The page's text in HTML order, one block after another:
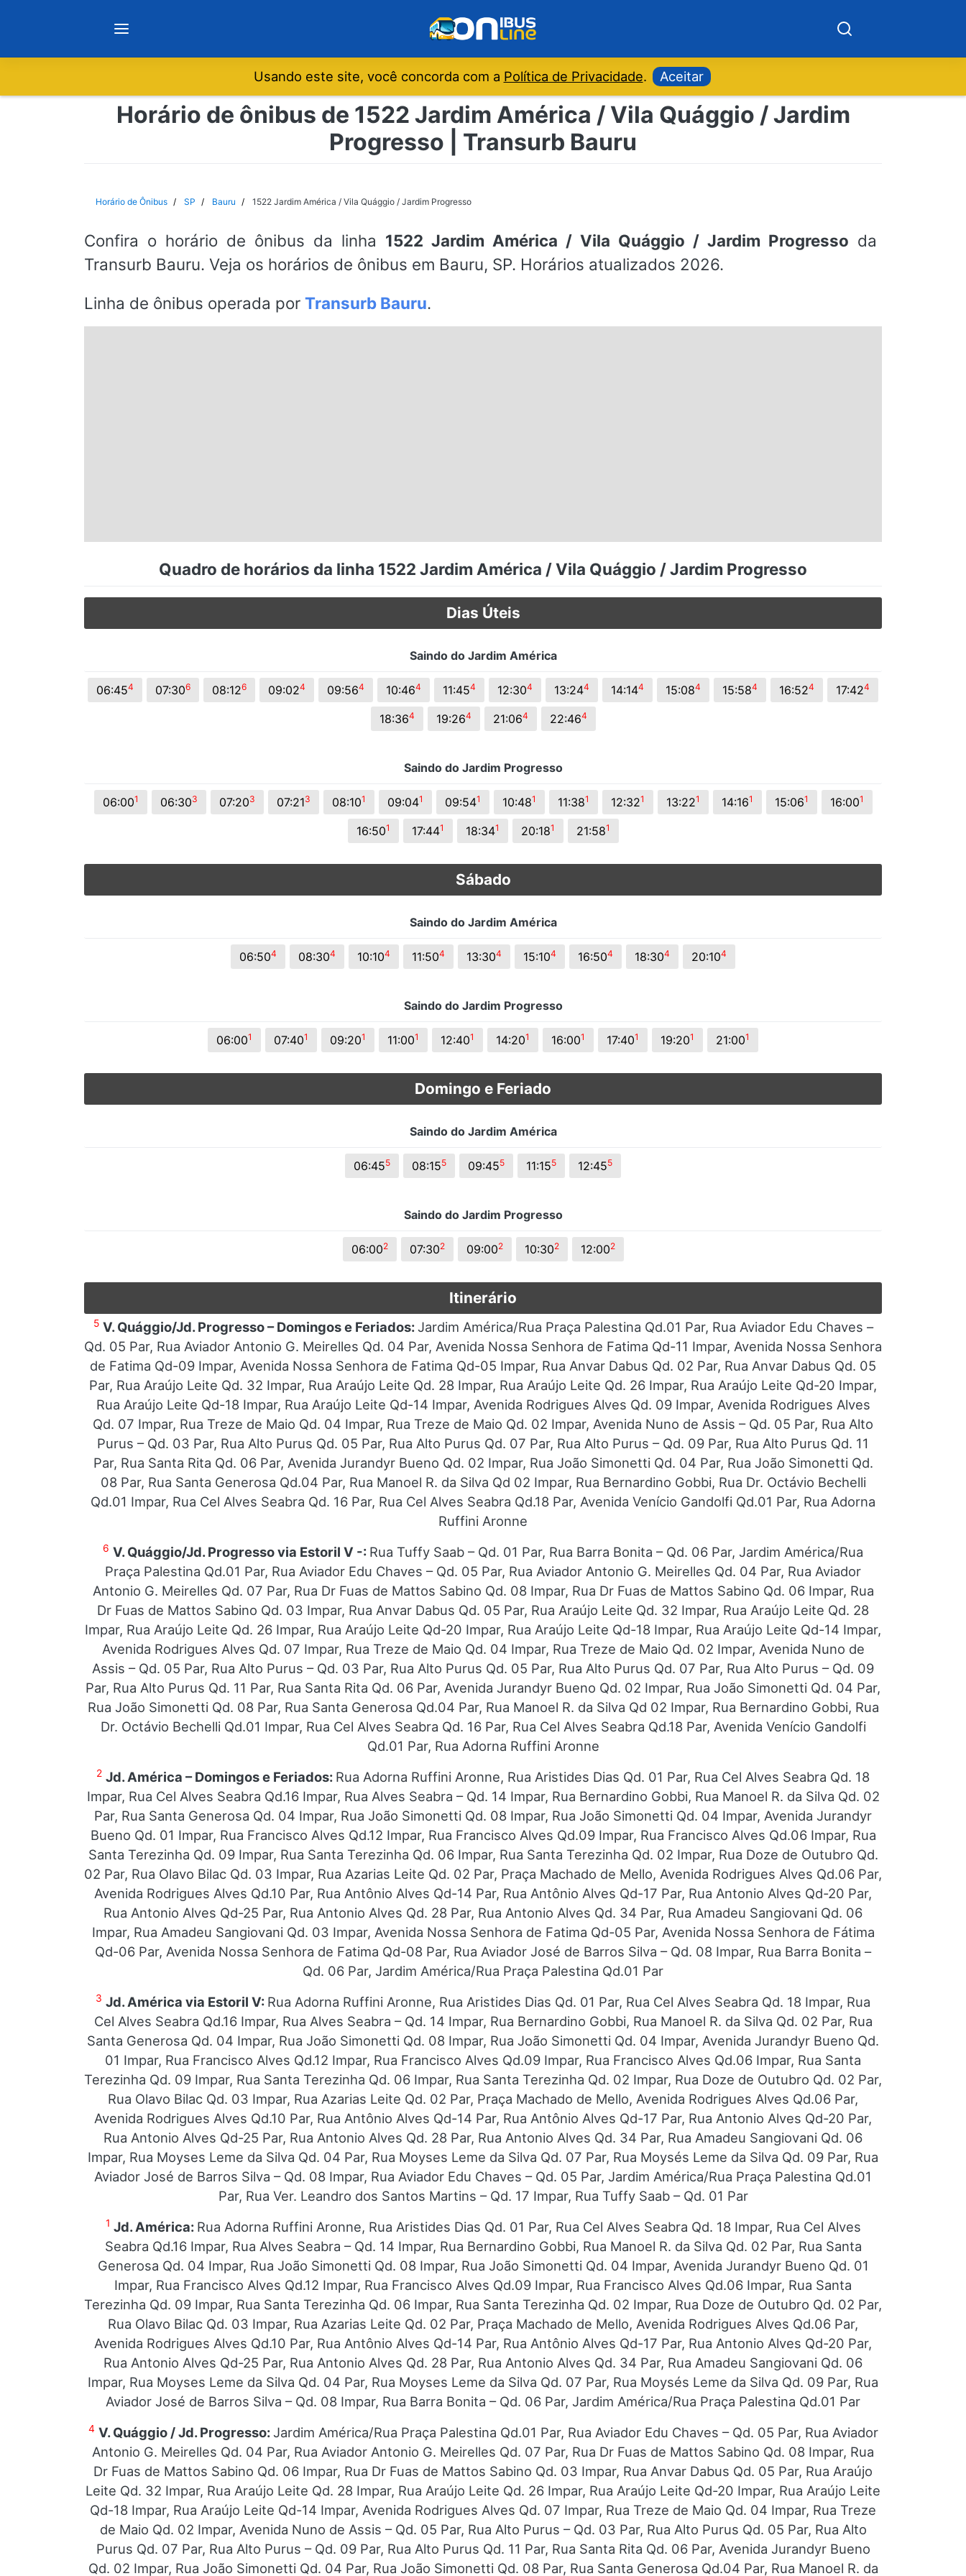
Notícias
São Paulo
Espírito Santo
Usando este site, você concorda com a Política de Privacidade. Aceitar
Horário de ônibus de 1522 Jardim América / Vila Quággio / Jardim
Progresso | Transurb Bauru
Horário de Ônibus SP Bauru 1522 Jardim América / Vila Quággio / Jardim Progresso
Confira o horário de ônibus da linha 1522 Jardim América / Vila Quággio / Jardim Progresso da
Transurb Bauru. Veja os horários de ônibus em Bauru, SP. Horários atualizados 2026.
Linha de ônibus operada por Transurb Bauru.
Quadro de horários da linha 1522 Jardim América / Vila Quággio / Jardim Progresso
Dias Úteis
Saindo do Jardim América
06:454 07:306 08:126 09:024 09:564 10:464 11:454 12:304 13:244 14:144 15:084 15:584 16:524 17:424
18:364 19:264 21:064 22:464
Saindo do Jardim Progresso
06:001 06:303 07:203 07:213 08:101 09:041 09:541 10:481 11:381 12:321 13:221 14:161 15:061 16:001
16:501 17:441 18:341 20:181 21:581
Sábado
Saindo do Jardim América
06:504 08:304 10:104 11:504 13:304 15:104 16:504 18:304 20:104
Saindo do Jardim Progresso
06:001 07:401 09:201 11:001 12:401 14:201 16:001 17:401 19:201 21:001
Domingo e Feriado
Saindo do Jardim América
06:455 08:155 09:455 11:155 12:455
Saindo do Jardim Progresso
06:002 07:302 09:002 10:302 12:002
Itinerário
5 V. Quággio/Jd. Progresso – Domingos e Feriados:Jardim América/Rua Praça Palestina Qd.01 Par, Rua Aviador Edu Chaves –
Qd. 05 Par, Rua Aviador Antonio G. Meirelles Qd. 04 Par, Avenida Nossa Senhora de Fatima Qd-11 Impar, Avenida Nossa Senhora
de Fatima Qd-09 Impar, Avenida Nossa Senhora de Fatima Qd-05 Impar, Rua Anvar Dabus Qd. 02 Par, Rua Anvar Dabus Qd. 05
Par, Rua Araújo Leite Qd. 32 Impar, Rua Araújo Leite Qd. 28 Impar, Rua Araújo Leite Qd. 26 Impar, Rua Araújo Leite Qd-20 Impar,
Rua Araújo Leite Qd-18 Impar, Rua Araújo Leite Qd-14 Impar, Avenida Rodrigues Alves Qd. 09 Impar, Avenida Rodrigues Alves
Qd. 07 Impar, Rua Treze de Maio Qd. 04 Impar, Rua Treze de Maio Qd. 02 Impar, Avenida Nuno de Assis – Qd. 05 Par, Rua Alto
Purus – Qd. 03 Par, Rua Alto Purus Qd. 05 Par, Rua Alto Purus Qd. 07 Par, Rua Alto Purus – Qd. 09 Par, Rua Alto Purus Qd. 11
Par, Rua Santa Rita Qd. 06 Par, Avenida Jurandyr Bueno Qd. 02 Impar, Rua João Simonetti Qd. 04 Par, Rua João Simonetti Qd.
08 Par, Rua Santa Generosa Qd.04 Par, Rua Manoel R. da Silva Qd 02 Impar, Rua Bernardino Gobbi, Rua Dr. Octávio Bechelli
Qd.01 Impar, Rua Cel Alves Seabra Qd. 16 Par, Rua Cel Alves Seabra Qd.18 Par, Avenida Venício Gandolfi Qd.01 Par, Rua Adorna
Ruffini Aronne
6 V. Quággio/Jd. Progresso via Estoril V -: Rua Tuffy Saab – Qd. 01 Par, Rua Barra Bonita – Qd. 06 Par, Jardim América/Rua
Praça Palestina Qd.01 Par, Rua Aviador Edu Chaves – Qd. 05 Par, Rua Aviador Antonio G. Meirelles Qd. 04 Par, Rua Aviador
Antonio G. Meirelles Qd. 07 Par, Rua Dr Fuas de Mattos Sabino Qd. 08 Impar, Rua Dr Fuas de Mattos Sabino Qd. 06 Impar, Rua
Dr Fuas de Mattos Sabino Qd. 03 Impar, Rua Anvar Dabus Qd. 05 Par, Rua Araújo Leite Qd. 32 Impar, Rua Araújo Leite Qd. 28
Impar, Rua Araújo Leite Qd. 26 Impar, Rua Araújo Leite Qd-20 Impar, Rua Araújo Leite Qd-18 Impar, Rua Araújo Leite Qd-14 Impar,
Avenida Rodrigues Alves Qd. 07 Impar, Rua Treze de Maio Qd. 04 Impar, Rua Treze de Maio Qd. 02 Impar, Avenida Nuno de
Assis – Qd. 05 Par, Rua Alto Purus – Qd. 03 Par, Rua Alto Purus Qd. 05 Par, Rua Alto Purus Qd. 07 Par, Rua Alto Purus – Qd. 09
Par, Rua Alto Purus Qd. 11 Par, Rua Santa Rita Qd. 06 Par, Avenida Jurandyr Bueno Qd. 02 Impar, Rua João Simonetti Qd. 04 Par,
Rua João Simonetti Qd. 08 Par, Rua Santa Generosa Qd.04 Par, Rua Manoel R. da Silva Qd 02 Impar, Rua Bernardino Gobbi, Rua
Dr. Octávio Bechelli Qd.01 Impar, Rua Cel Alves Seabra Qd. 16 Par, Rua Cel Alves Seabra Qd.18 Par, Avenida Venício Gandolfi
Qd.01 Par, Rua Adorna Ruffini Aronne
2 Jd. América – Domingos e Feriados: Rua Adorna Ruffini Aronne, Rua Aristides Dias Qd. 01 Par, Rua Cel Alves Seabra Qd. 18
Impar, Rua Cel Alves Seabra Qd.16 Impar, Rua Alves Seabra – Qd. 14 Impar, Rua Bernardino Gobbi, Rua Manoel R. da Silva Qd. 02
Par, Rua Santa Generosa Qd. 04 Impar, Rua João Simonetti Qd. 08 Impar, Rua João Simonetti Qd. 04 Impar, Avenida Jurandyr
Bueno Qd. 01 Impar, Rua Francisco Alves Qd.12 Impar, Rua Francisco Alves Qd.09 Impar, Rua Francisco Alves Qd.06 Impar, Rua
Santa Terezinha Qd. 09 Impar, Rua Santa Terezinha Qd. 06 Impar, Rua Santa Terezinha Qd. 02 Impar, Rua Doze de Outubro Qd.
02 Par, Rua Olavo Bilac Qd. 03 Impar, Rua Azarias Leite Qd. 02 Par, Praça Machado de Mello, Avenida Rodrigues Alves Qd.06 Par,
Avenida Rodrigues Alves Qd.10 Par, Rua Antônio Alves Qd-14 Par, Rua Antônio Alves Qd-17 Par, Rua Antonio Alves Qd-20 Par,
Rua Antonio Alves Qd-25 Par, Rua Antonio Alves Qd. 28 Par, Rua Antonio Alves Qd. 34 Par, Rua Amadeu Sangiovani Qd. 06
Impar, Rua Amadeu Sangiovani Qd. 03 Impar, Avenida Nossa Senhora de Fatima Qd-05 Par, Avenida Nossa Senhora de Fátima
Qd-06 Par, Avenida Nossa Senhora de Fatima Qd-08 Par, Rua Aviador José de Barros Silva – Qd. 08 Impar, Rua Barra Bonita –
Qd. 06 Par, Jardim América/Rua Praça Palestina Qd.01 Par
3 Jd. América via Estoril V: Rua Adorna Ruffini Aronne, Rua Aristides Dias Qd. 01 Par, Rua Cel Alves Seabra Qd. 18 Impar, Rua
Cel Alves Seabra Qd.16 Impar, Rua Alves Seabra – Qd. 14 Impar, Rua Bernardino Gobbi, Rua Manoel R. da Silva Qd. 02 Par, Rua
Santa Generosa Qd. 04 Impar, Rua João Simonetti Qd. 08 Impar, Rua João Simonetti Qd. 04 Impar, Avenida Jurandyr Bueno Qd.
01 Impar, Rua Francisco Alves Qd.12 Impar, Rua Francisco Alves Qd.09 Impar, Rua Francisco Alves Qd.06 Impar, Rua Santa
Terezinha Qd. 09 Impar, Rua Santa Terezinha Qd. 06 Impar, Rua Santa Terezinha Qd. 02 Impar, Rua Doze de Outubro Qd. 02 Par,
Rua Olavo Bilac Qd. 03 Impar, Rua Azarias Leite Qd. 02 Par, Praça Machado de Mello, Avenida Rodrigues Alves Qd.06 Par,
Avenida Rodrigues Alves Qd.10 Par, Rua Antônio Alves Qd-14 Par, Rua Antônio Alves Qd-17 Par, Rua Antonio Alves Qd-20 Par,
Rua Antonio Alves Qd-25 Par, Rua Antonio Alves Qd. 28 Par, Rua Antonio Alves Qd. 34 Par, Rua Amadeu Sangiovani Qd. 06
Impar, Rua Moyses Leme da Silva Qd. 04 Par, Rua Moyses Leme da Silva Qd. 07 Par, Rua Moysés Leme da Silva Qd. 09 Par, Rua
Aviador José de Barros Silva – Qd. 08 Impar, Rua Aviador Edu Chaves – Qd. 05 Par, Jardim América/Rua Praça Palestina Qd.01
Par, Rua Ver. Leandro dos Santos Martins – Qd. 17 Impar, Rua Tuffy Saab – Qd. 01 Par
1 Jd. América: Rua Adorna Ruffini Aronne, Rua Aristides Dias Qd. 01 Par, Rua Cel Alves Seabra Qd. 18 Impar, Rua Cel Alves
Seabra Qd.16 Impar, Rua Alves Seabra – Qd. 14 Impar, Rua Bernardino Gobbi, Rua Manoel R. da Silva Qd. 02 Par, Rua Santa
Generosa Qd. 04 Impar, Rua João Simonetti Qd. 08 Impar, Rua João Simonetti Qd. 04 Impar, Avenida Jurandyr Bueno Qd. 01
Impar, Rua Francisco Alves Qd.12 Impar, Rua Francisco Alves Qd.09 Impar, Rua Francisco Alves Qd.06 Impar, Rua Santa
Terezinha Qd. 09 Impar, Rua Santa Terezinha Qd. 06 Impar, Rua Santa Terezinha Qd. 02 Impar, Rua Doze de Outubro Qd. 02 Par,
Rua Olavo Bilac Qd. 03 Impar, Rua Azarias Leite Qd. 02 Par, Praça Machado de Mello, Avenida Rodrigues Alves Qd.06 Par,
Avenida Rodrigues Alves Qd.10 Par, Rua Antônio Alves Qd-14 Par, Rua Antônio Alves Qd-17 Par, Rua Antonio Alves Qd-20 Par,
Rua Antonio Alves Qd-25 Par, Rua Antonio Alves Qd. 28 Par, Rua Antonio Alves Qd. 34 Par, Rua Amadeu Sangiovani Qd. 06
Impar, Rua Moyses Leme da Silva Qd. 04 Par, Rua Moyses Leme da Silva Qd. 07 Par, Rua Moysés Leme da Silva Qd. 09 Par, Rua
Aviador José de Barros Silva – Qd. 08 Impar, Rua Barra Bonita – Qd. 06 Par, Jardim América/Rua Praça Palestina Qd.01 Par
4 V. Quággio / Jd. Progresso:Jardim América/Rua Praça Palestina Qd.01 Par, Rua Aviador Edu Chaves – Qd. 05 Par, Rua Aviador
Antonio G. Meirelles Qd. 04 Par, Rua Aviador Antonio G. Meirelles Qd. 07 Par, Rua Dr Fuas de Mattos Sabino Qd. 08 Impar, Rua
Dr Fuas de Mattos Sabino Qd. 06 Impar, Rua Dr Fuas de Mattos Sabino Qd. 03 Impar, Rua Anvar Dabus Qd. 05 Par, Rua Araújo
Leite Qd. 32 Impar, Rua Araújo Leite Qd. 28 Impar, Rua Araújo Leite Qd. 26 Impar, Rua Araújo Leite Qd-20 Impar, Rua Araújo Leite
Qd-18 Impar, Rua Araújo Leite Qd-14 Impar, Avenida Rodrigues Alves Qd. 07 Impar, Rua Treze de Maio Qd. 04 Impar, Rua Treze
de Maio Qd. 02 Impar, Avenida Nuno de Assis – Qd. 05 Par, Rua Alto Purus – Qd. 03 Par, Rua Alto Purus Qd. 05 Par, Rua Alto
Purus Qd. 07 Par, Rua Alto Purus – Qd. 09 Par, Rua Alto Purus Qd. 11 Par, Rua Santa Rita Qd. 06 Par, Avenida Jurandyr Bueno
Qd. 02 Impar, Rua João Simonetti Qd. 04 Par, Rua João Simonetti Qd. 08 Par, Rua Santa Generosa Qd.04 Par, Rua Manoel R. da